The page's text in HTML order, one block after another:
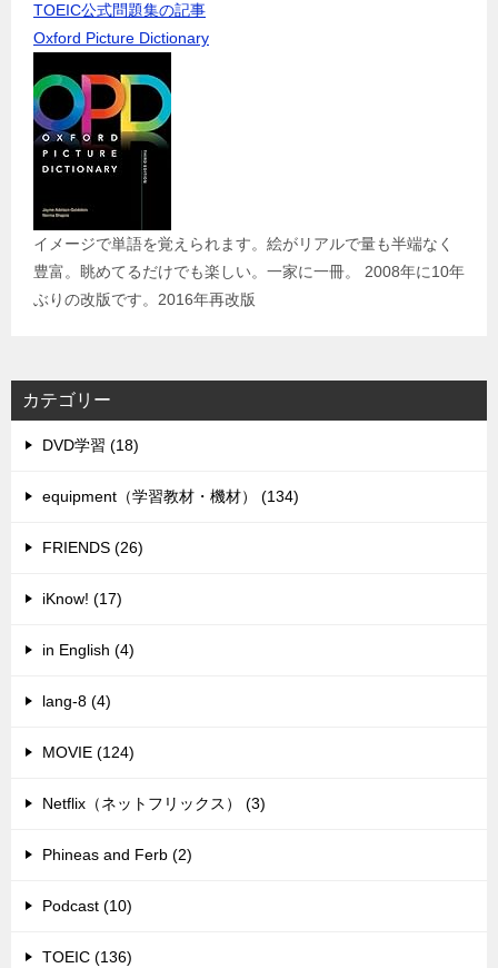
TOEIC公式問題集の記事
Oxford Picture Dictionary
イメージで単語を覚えられます。絵がリアルで量も半端なく
豊富。眺めてるだけでも楽しい。一家に一冊。 2008年に10年
ぶりの改版です。2016年再改版
カテゴリー
DVD学習 (18)
equipment（学習教材・機材） (134)
FRIENDS (26)
iKnow! (17)
in English (4)
lang-8 (4)
MOVIE (124)
Netflix（ネットフリックス） (3)
Phineas and Ferb (2)
Podcast (10)
TOEIC (136)